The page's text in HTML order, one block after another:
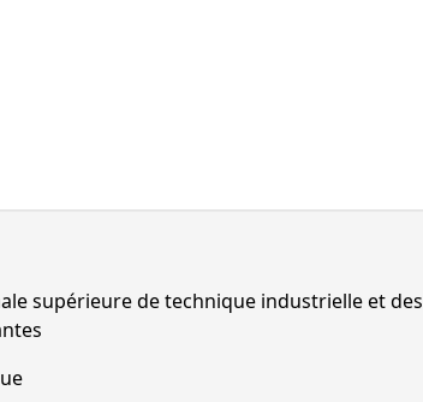
supérieure de technique industrielle et des